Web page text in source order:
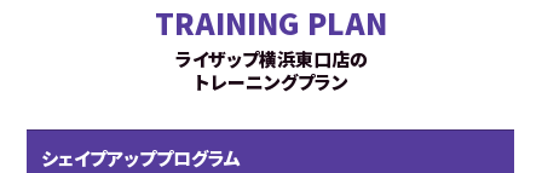
TRAINING PLAN
ライザップ横浜東口店の
トレーニングプラン
シェイプアッププログラム